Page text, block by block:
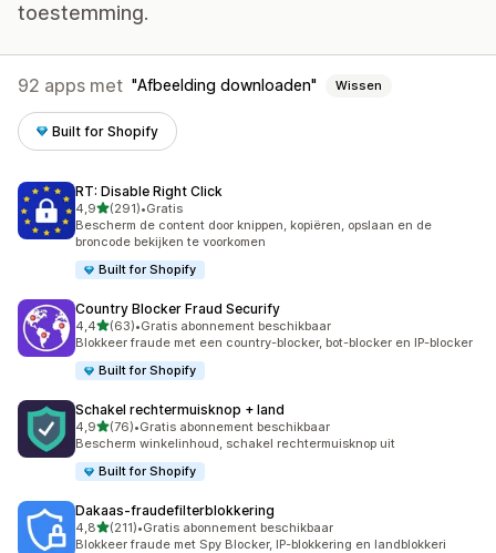
toestemming.
92 apps met Afbeelding downloaden Wissen
Built for Shopify
RT: Disable Right Click
4,9van 5 sterren
(291)
291 recensies in totaal
•Gratis
Bescherm de content door knippen, kopiëren, opslaan en de
broncode bekijken te voorkomen
Built for Shopify
Country Blocker Fraud Securify
4,4van 5 sterren
(63)
63 recensies in totaal
•Gratis abonnement beschikbaar
Blokkeer fraude met een country-blocker, bot-blocker en IP-blocker
Built for Shopify
Schakel rechtermuisknop + land
4,9van 5 sterren
(76)
76 recensies in totaal
•Gratis abonnement beschikbaar
Bescherm winkelinhoud, schakel rechtermuisknop uit
Built for Shopify
Dakaas‑fraudefilterblokkering
4,8van 5 sterren
(211)
211 recensies in totaal
•Gratis abonnement beschikbaar
Blokkeer fraude met Spy Blocker, IP-blokkering en landblokkeri